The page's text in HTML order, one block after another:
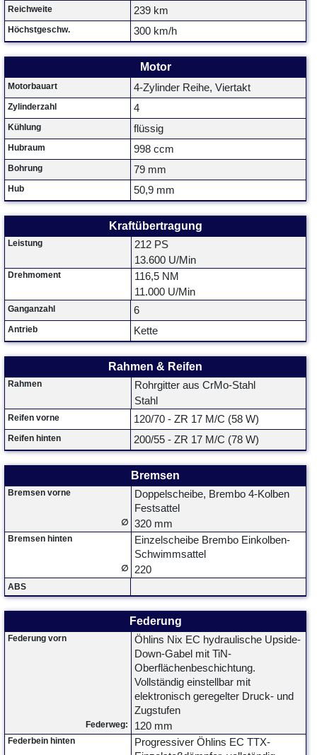
Reichweite 239 km
Höchstgeschw. 300 km/h
Motor
Motorbauart 4-Zylinder Reihe, Viertakt
Zylinderzahl 4
Kühlung flüssig
Hubraum 998 ccm
Bohrung 79 mm
Hub 50,9 mm
Kraftübertragung
Leistung
212 PS
13.600 U/Min
Drehmoment
116,5 NM
11.000 U/Min
Ganganzahl 6
Antrieb Kette
Rahmen & Reifen
Rahmen
Rohrgitter aus CrMo-Stahl
Stahl
Reifen vorne 120/70 - ZR 17 M/C (58 W)
Reifen hinten 200/55 - ZR 17 M/C (78 W)
Bremsen
Bremsen vorne
Doppelscheibe, Brembo 4-Kolben
Festsattel
∅ 320 mm
Bremsen hinten
Einzelscheibe Brembo Einkolben-
Schwimmsattel
∅ 220
ABS
Federung
Federung vorn
Öhlins Nix EC hydraulische Upside-
Down-Gabel mit TiN-
Oberflächenbeschichtung.
Vollständig einstellbar mit
elektronisch geregelter Druck- und
Zugstufen
Federweg: 120 mm
Federbein hinten
Progressiver Öhlins EC TTX-